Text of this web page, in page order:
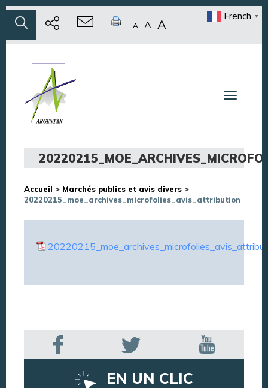
A A A
French ▼
Toggle
Accueil > Marchés publics et avis divers >
20220215_moe_archives_microfolies_avis_attribution
EN UN CLIC